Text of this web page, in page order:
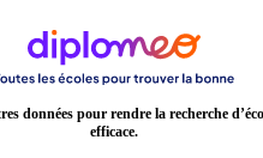
données pour rendre la recherche
efficace.